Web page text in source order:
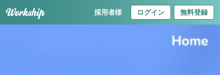
採用者様 ログイン 無料登録